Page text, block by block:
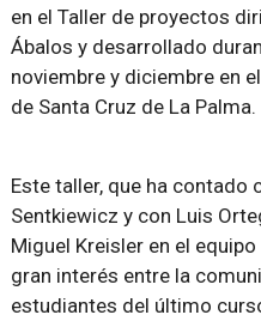
en el Taller de proyectos
Ábalos y desarrollado
noviembre y diciembre en
de Santa Cruz de La Palma.
Este taller, que ha contado
Sentkiewicz y con Luis
Miguel Kreisler en el
gran interés entre la
estudiantes del último